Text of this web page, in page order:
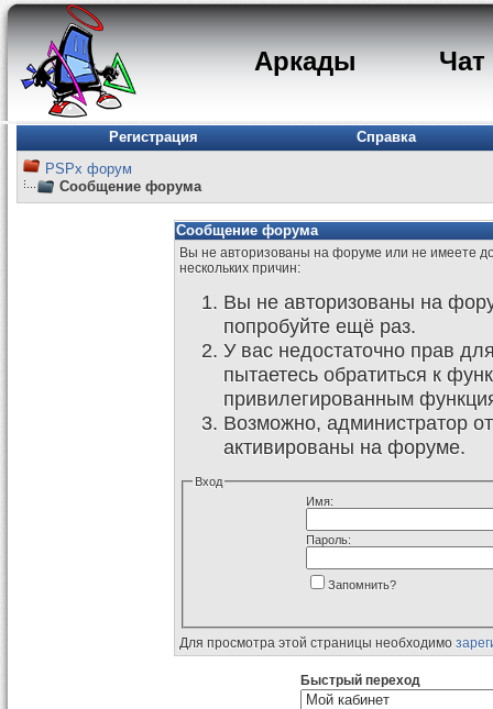
Аркады Чат
Регистрация
Справка
PSPx форум
Сообщение форума
Сообщение форума
Вы не авторизованы на форуме или не имеете
нескольких причин:
Вы не авторизованы на
попробуйте ещё раз.
У вас недостаточно прав
пытаетесь обратиться к
привилегированным
Возможно, администратор
активированы на форуме.
Вход
Имя:
Пароль:
Запомнить?
Для просмотра этой страницы необходимо
Быстрый переход